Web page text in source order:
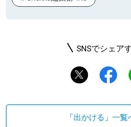
SNSでシェア
「出かける」一覧